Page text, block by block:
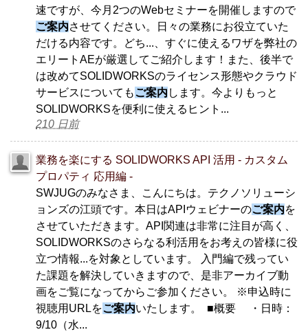
速ですが、今月2つのWebセミナーを開催しますので
ご案内させてください。日々の業務にお役立ていた
だける内容です。どち...、すぐに使えるワザを弊社の
エリートAEが厳選してご紹介します！また、後半で
は改めてSOLIDWORKSのライセンス形態やクラウド
サービスについてもご案内 します。今よりもっと
SOLIDWORKSを便利に使えるヒント...
210 日前
業務を楽にする SOLIDWORKS API 活用 - カスタム
プロパティ 応用編 -
SWJUGのみなさま、こんにちは。テクノソリューシ
ョンズの江頭です。本日はAPIウェビナーのご案内を
させていただきます。API関連は非常に注目が高く、
SOLIDWORKSのさらなる利活用をお考えの皆様に役
立つ情報...を対象としています。 入門編で残ってい
た課題を解決していきますので、是非アーカイブ動
画をご覧になってからご参加ください。 ※申込時に
視聴用URLをご案内いたします。 ■概要 ・日時：
9/10（水...